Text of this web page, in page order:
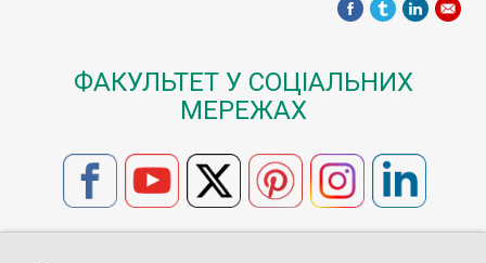
ФАКУЛЬТЕТ У СОЦІАЛЬНИХ
МЕРЕЖАХ